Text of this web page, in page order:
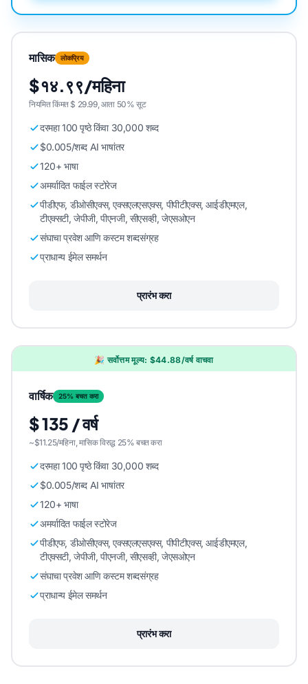
मासिक लोकप्रिय
$१४.९९/महिना
नियमित किंमत $ 29.99, आता 50% सूट
दरमहा 100 पृष्ठे किंवा 30,000 शब्द
$0.005/शब्द AI भाषांतर
120+ भाषा
अमर्यादित फाईल स्टोरेज
पीडीएफ, डीओसीएक्स, एक्सएलएसएक्स, पीपीटीएक्स, आईडीएमएल,
टीएक्सटी, जेपीजी, पीएनजी, सीएसव्ही, जेएसओएन
संघाचा प्रवेश आणि कस्टम शब्दसंग्रह
प्राधान्य ईमेल समर्थन
प्रारंभ करा
🎉 सर्वोत्तम मूल्य: $44.88/वर्ष वाचवा
वार्षिक 25% बचत करा
$ 135 / वर्ष
~$11.25/महिना, मासिक विरुद्ध 25% बचत करा
दरमहा 100 पृष्ठे किंवा 30,000 शब्द
$0.005/शब्द AI भाषांतर
120+ भाषा
अमर्यादित फाईल स्टोरेज
पीडीएफ, डीओसीएक्स, एक्सएलएसएक्स, पीपीटीएक्स, आईडीएमएल,
टीएक्सटी, जेपीजी, पीएनजी, सीएसव्ही, जेएसओएन
संघाचा प्रवेश आणि कस्टम शब्दसंग्रह
प्राधान्य ईमेल समर्थन
प्रारंभ करा